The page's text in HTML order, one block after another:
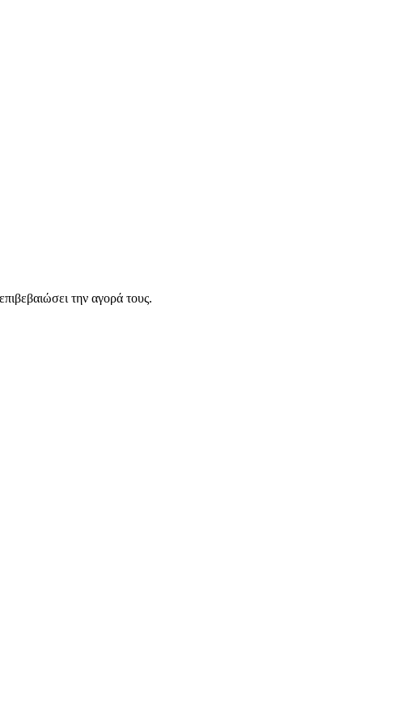
την αγορά τους.